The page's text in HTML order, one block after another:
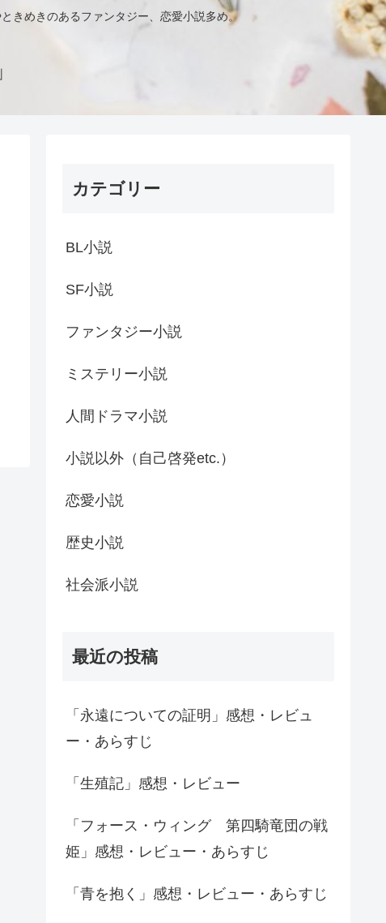
きめきのあるファンタジー、恋愛小説多め。
カテゴリー
BL小説
SF小説
ファンタジー小説
ミステリー小説
人間ドラマ小説
小説以外（自己啓発etc.）
恋愛小説
歴史小説
社会派小説
最近の投稿
「永遠についての証明」感想・レビュ
ー・あらすじ
「生殖記」感想・レビュー
「フォース・ウィング 第四騎竜団の戦
姫」感想・レビュー・あらすじ
「青を抱く」感想・レビュー・あらすじ